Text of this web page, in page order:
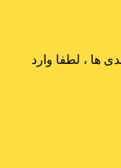
ها ، لطفا وارد